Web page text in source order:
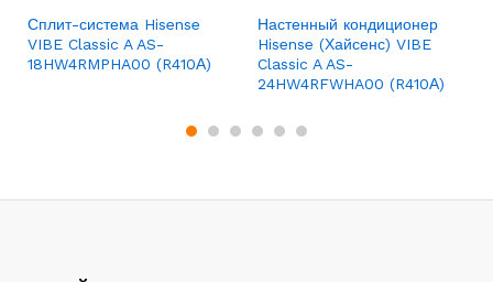
Сплит-система Hisense
VIBE Classic A AS-
18HW4RMPHA00 (R410А)
Настенный кондиционер
Hisense (Хайсенс) VIBE
Classic A AS-
24HW4RFWHA00 (R410А)